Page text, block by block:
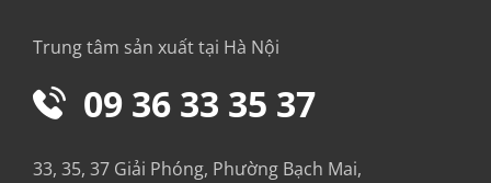
Trung tâm sản xuất tại Hà Nội
09 36 33 35 37
33, 35, 37 Giải Phóng, Phường Bạch Mai,